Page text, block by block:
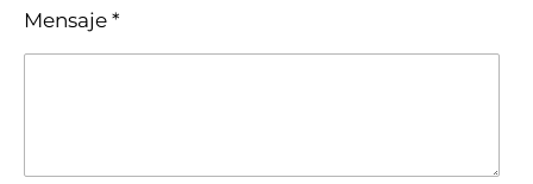
Mensaje *